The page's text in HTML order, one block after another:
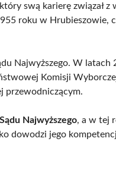
swą karierę związał z
roku w Hrubieszowie,
Najwyższego. W latach
Komisji
przewodniczącym.
Najwyższego, a w tej
dowodzi jego